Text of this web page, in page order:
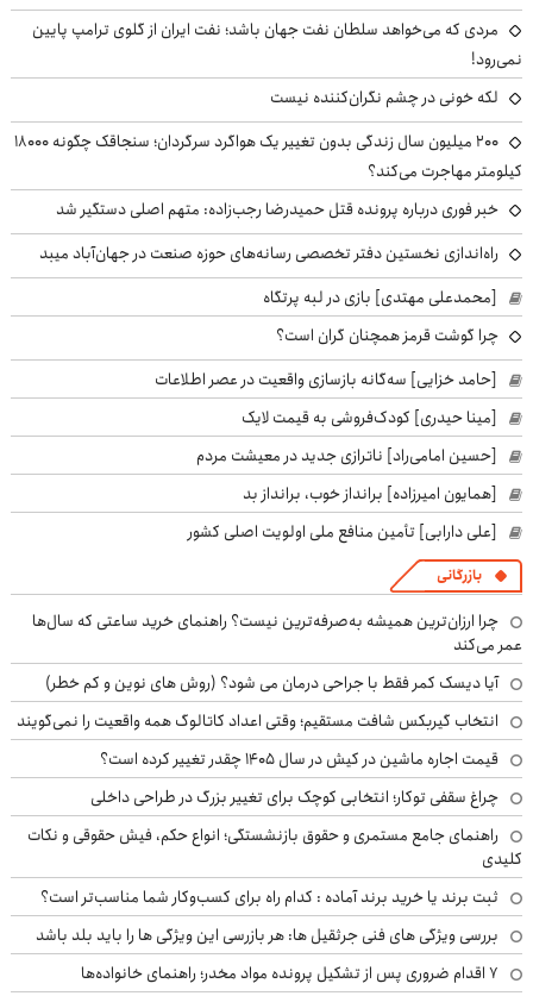
مردی که می‌خواهد سلطان نفت جهان باشد؛ نفت ایران از گلوی ترامپ پایین
نمی‌رود!
لکه خونی در چشم نگران‌کننده نیست
۲۰۰ میلیون سال زندگی بدون تغییر یک هواگرد سرگردان؛ سنجاقک‌ چگونه ۱۸۰۰۰
کیلومتر مهاجرت می‌کند؟
خبر فوری درباره پرونده قتل حمیدرضا رجب‌زاده: متهم اصلی دستگیر شد
راه‌اندازی نخستین دفتر تخصصی رسانه‌های حوزه صنعت در جهان‌آباد میبد
[محمدعلی مهتدی] بازی در لبه پرتگاه
چرا گوشت قرمز همچنان گران است؟
[حامد خزایی] سه‌گانه بازسازی واقعیت در عصر اطلاعات
[مینا حیدری] کودک‌فروشی به قیمت لایک
[حسین امامی‌راد] ناترازی جدید در معیشت مردم
[همایون امیرزاده] برانداز خوب، برانداز بد
[علی دارابی] تأمین منافع ملی اولویت اصلی کشور
بازرگانی
چرا ارزان‌ترین همیشه به‌صرفه‌ترین نیست؟ راهنمای خرید ساعتی که سال‌ها
عمر می‌کند
آیا دیسک کمر فقط با جراحی درمان می شود؟ (روش های نوین و کم خطر)
انتخاب گیربکس شافت مستقیم؛ وقتی اعداد کاتالوگ همه واقعیت را نمی‌گویند
قیمت اجاره ماشین در کیش در سال ۱۴۰۵ چقدر تغییر کرده است؟
چراغ سقفی توکار؛ انتخابی کوچک برای تغییر بزرگ در طراحی داخلی
راهنمای جامع مستمری و حقوق بازنشستگی؛ انواع حکم، فیش حقوقی و نکات
کلیدی
ثبت برند یا خرید برند آماده : کدام راه برای کسب‌وکار شما مناسب‌تر است؟
بررسی ویژگی های فنی جرثقیل ها: هر بازرسی این ویژگی ها را باید بلد باشد
۷ اقدام ضروری پس از تشکیل پرونده مواد مخدر؛ راهنمای خانواده‌ها